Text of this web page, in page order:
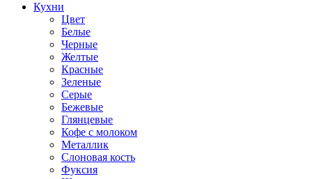
Кухни
Цвет
Белые
Черные
Желтые
Красные
Зеленые
Серые
Бежевые
Глянцевые
Кофе с молоком
Металлик
Слоновая кость
Фуксия